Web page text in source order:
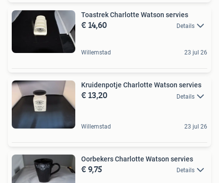
Toastrek Charlotte Watson servies
€ 14,60 Details
Willemstad 23 jul 26
Kruidenpotje Charlotte Watson servies
€ 13,20 Details
Willemstad 23 jul 26
Oorbekers Charlotte Watson servies
€ 9,75 Details